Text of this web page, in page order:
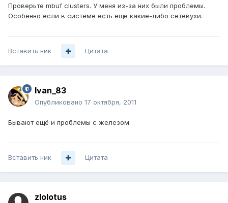
Проверьте mbuf clusters. У меня из-за них были проблемы.
Особенно если в системе есть еще какие-либо сетевухи.
Вставить ник Цитата
Ivan_83
Опубликовано 17 октября, 2011
Бывают ещё и проблемы с железом.
Вставить ник Цитата
zlolotus